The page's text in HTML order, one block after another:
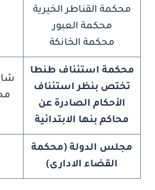
محكمة القناطر الخيرية
محكمة العبور
محكمة الخانكة
محكمة استئناف طنطا
تختص بنظر استئناف
الأحكام الصادرة عن
محاكم بنها الابتدائية
مجلس الدولة (محكمة
القضاء الادارى)